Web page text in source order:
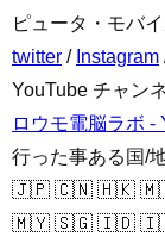
ピュータ・モバ
twitter / Instagram
YouTube チャン
ロウモ電脳ラボ -
行った事ある国/
🇯🇵 🇨🇳 🇭🇰
🇲🇾 🇸🇬 🇮🇩